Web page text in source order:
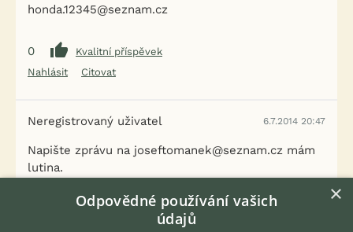
honda.12345@seznam.cz
0
Kvalitní příspěvek
Nahlásit
Citovat
Neregistrovaný uživatel 6.7.2014 20:47
Napište zprávu na joseftomanek@seznam.cz mám
lutina.
Kvalitní příspěvek
×
Odpovědné používání vašich
údajů